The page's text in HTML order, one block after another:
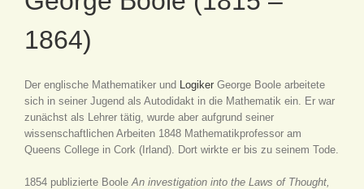
1864)
Der englische Mathematiker und Logiker George Boole arbeitete
sich in seiner Jugend als Autodidakt in die Mathematik ein. Er war
zunächst als Lehrer tätig, wurde aber aufgrund seiner
wissenschaftlichen Arbeiten 1848 Mathematikprofessor am
Queens College in Cork (Irland). Dort wirkte er bis zu seinem Tode.
1854 publizierte Boole An investigation into the Laws of Thought,